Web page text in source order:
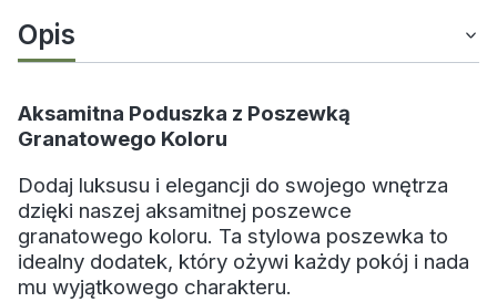
Opis
Aksamitna Poduszka z Poszewką
Granatowego Koloru
Dodaj luksusu i elegancji do swojego wnętrza
dzięki naszej aksamitnej poszewce
granatowego koloru. Ta stylowa poszewka to
idealny dodatek, który ożywi każdy pokój i nada
mu wyjątkowego charakteru.